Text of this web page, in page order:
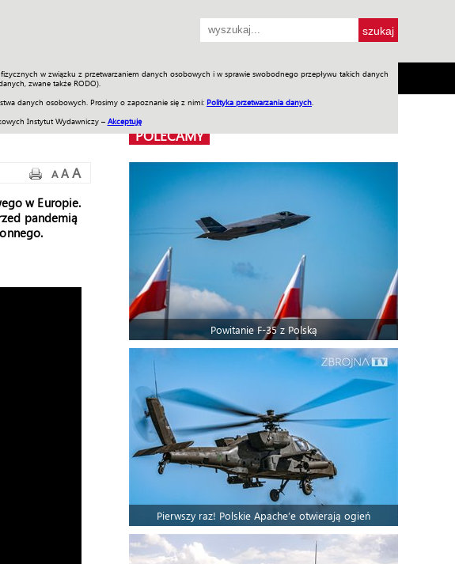
w związku z przetwarzaniem danych osobowych i w sprawie swobodnego przepływu takich danych
zwane także RODO).
danych osobowych. Prosimy o zapoznanie się z nimi: Polityka przetwarzania danych
Instytut Wydawniczy – Akceptuję
Wideo ENGLISH SKLEP Jednodniówki Praca w WIW
A A A
w Europie.
pandemią
POLECAMY
Powitanie F-35 z Polską
Pierwszy raz! Polskie Apache’e otwierają ogień